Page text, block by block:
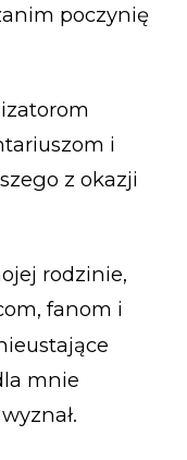
poczynię
i
z okazji
rodzinie,
fanom i
mnie